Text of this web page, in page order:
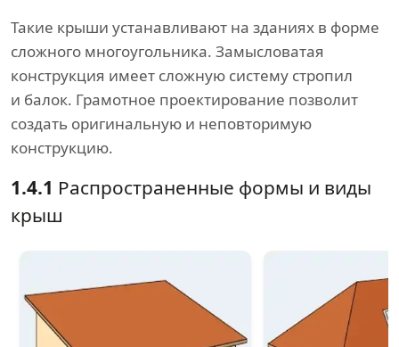
Такие крыши устанавливают на зданиях в форме
сложного многоугольника. Замысловатая
конструкция имеет сложную систему стропил
и балок. Грамотное проектирование позволит
создать оригинальную и неповторимую
конструкцию.
1.4.1 Распространенные формы и виды
крыш